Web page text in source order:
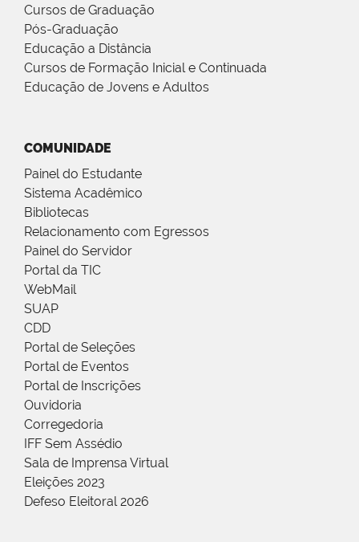
Cursos de Graduação
Pós-Graduação
Educação a Distância
Cursos de Formação Inicial e Continuada
Educação de Jovens e Adultos
COMUNIDADE
Painel do Estudante
Sistema Acadêmico
Bibliotecas
Relacionamento com Egressos
Painel do Servidor
Portal da TIC
WebMail
SUAP
CDD
Portal de Seleções
Portal de Eventos
Portal de Inscrições
Ouvidoria
Corregedoria
IFF Sem Assédio
Sala de Imprensa Virtual
Eleições 2023
Defeso Eleitoral 2026